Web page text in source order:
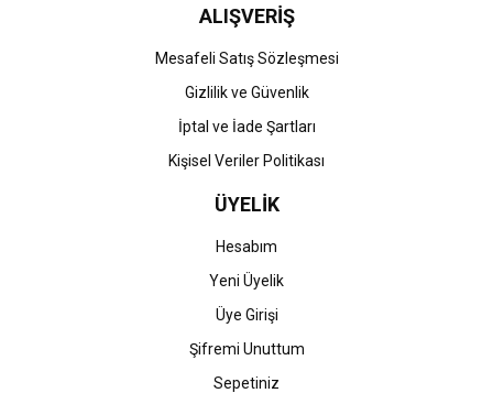
ALIŞVERİŞ
Mesafeli Satış Sözleşmesi
Gizlilik ve Güvenlik
İptal ve İade Şartları
Kişisel Veriler Politikası
ÜYELİK
Hesabım
Yeni Üyelik
Üye Girişi
Şifremi Unuttum
Sepetiniz